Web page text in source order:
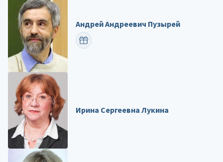
Андрей Андреевич Пузырей
ПОЗДРАВИТЬ
Ирина Сергеевна Лукина